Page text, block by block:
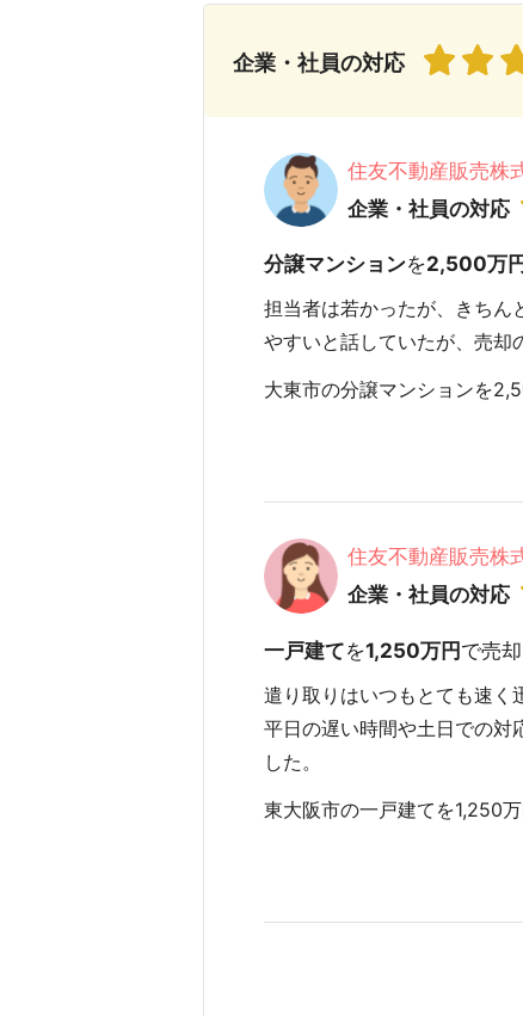
企業・社員の対応
住友不動産販売株
企業・社員の対応
分譲マンションを2,500万円
担当者は若かったが、きちん
やすいと話していたが、売却
大東市の分譲マンションを
住友不動産販売株
企業・社員の対応
一戸建てを1,250万円で売却
遣り取りはいつもとても速く
平日の遅い時間や土日での対
した。
東大阪市の一戸建てを1,250